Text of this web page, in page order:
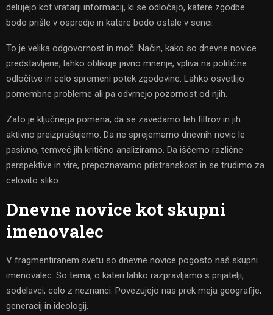
delujejo kot vratarji informacij, ki se odločajo, katere zgodbe
bodo prišle v ospredje in katere bodo ostale v senci.
To je velika odgovornost in moč. Način, kako so dnevne novice
predstavljene, lahko oblikuje javno mnenje, vpliva na politične
odločitve in celo spremeni potek zgodovine. Lahko osvetlijo
pomembne probleme ali pa odvrnejo pozornost od njih.
Zato je ključnega pomena, da se zavedamo teh filtrov in jih
aktivno preizprašujemo. Da ne sprejemamo dnevnih novic le
pasivno, temveč jih kritično analiziramo. Da iščemo različne
perspektive in vire, prepoznavamo pristranskost in se trudimo za
celovito sliko.
Dnevne novice kot skupni
imenovalec
V fragmentiranem svetu so dnevne novice pogosto naš skupni
imenovalec. So tema, o kateri lahko razpravljamo s prijatelji,
sodelavci, celo z neznanci. Povezujejo nas prek meja geografije,
generacij in ideologij.